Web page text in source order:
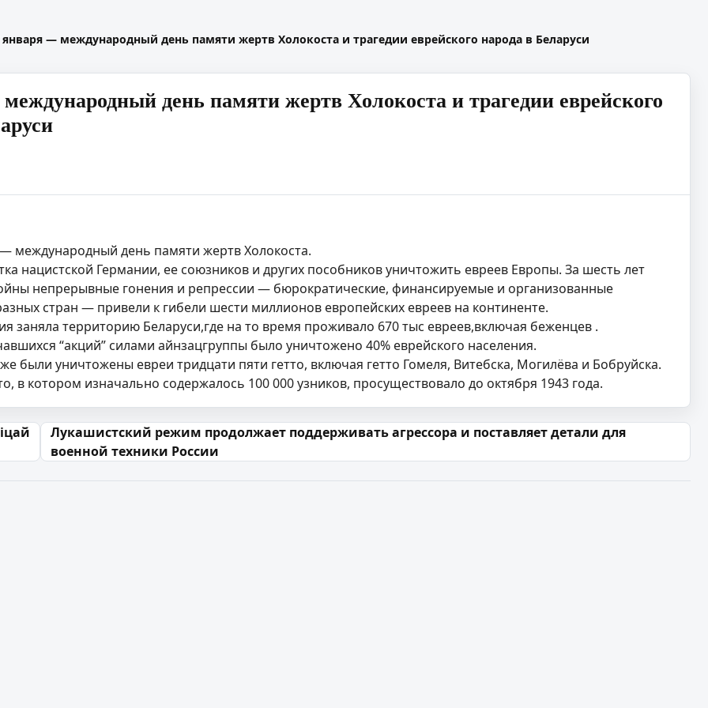
января — международный день памяти жертв Холокоста и трагедии еврейского народа в Беларуси
день памяти жертв Холокоста и трагедии еврейского
международный день памяти жертв Холокоста.
нацистской Германии, ее союзников и других пособников уничтожить евреев Европы. За шесть лет
непрерывные гонения и репрессии — бюрократические, финансируемые и организованные
стран — привели к гибели шести миллионов европейских евреев на континенте.
заняла территорию Беларуси,где на то время проживало 670 тыс евреев,включая беженцев .
“акций” силами айнзацгруппы было уничтожено 40% еврейского населения.
были уничтожены евреи тридцати пяти гетто, включая гетто Гомеля, Витебска, Могилёва и Бобруйска.
в котором изначально содержалось 100 000 узников, просуществовало до октября 1943 года.
Лукашистский режим продолжает поддерживать агрессора и поставляет детали для
военной техники России